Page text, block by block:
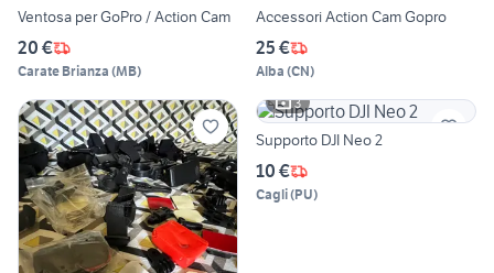
Ventosa per GoPro / Action Cam
20 €
Carate Brianza (MB)
Accessori Action Cam Gopro
25 €
Alba (CN)
3
Supporto DJI Neo 2
10 €
Cagli(PU)